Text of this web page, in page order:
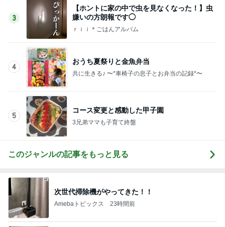
3
【ホントに家の中で虫を見なくなった！】虫
嫌いの方朗報です◯
ｒｉｉ＊ごはんアルバム
4
おうち夏祭りと金魚弁当
共に生きる♪ 〜*車椅子の息子とお弁当の記録*〜
5
コース変更と感動した甲子園
3兄弟ママも子育て終盤
このジャンルの記事をもっと見る
次世代掃除機がやってきた！！
Amebaトピックス 23時間前